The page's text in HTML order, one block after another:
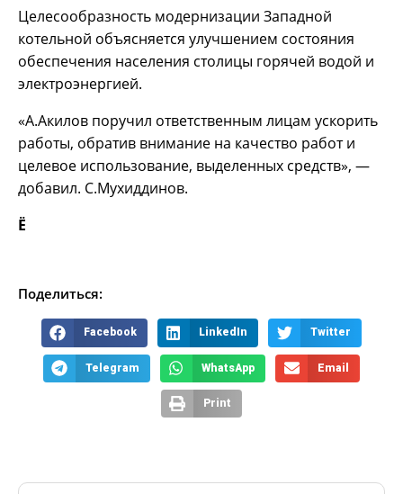
Целесообразность модернизации Западной
котельной объясняется улучшением состояния
обеспечения населения столицы горячей водой и
электроэнергией.
«А.Акилов поручил ответственным лицам ускорить
работы, обратив внимание на качество работ и
целевое использование, выделенных средств», —
добавил. С.Мухиддинов.
Ё
Поделиться:
Facebook LinkedIn Twitter
Telegram WhatsApp Email
Print